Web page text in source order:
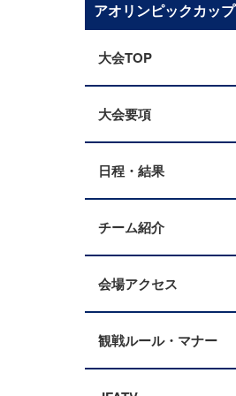
アオリンピックカップ
大会TOP
大会要項
日程・結果
チーム紹介
会場アクセス
観戦ルール・マナー